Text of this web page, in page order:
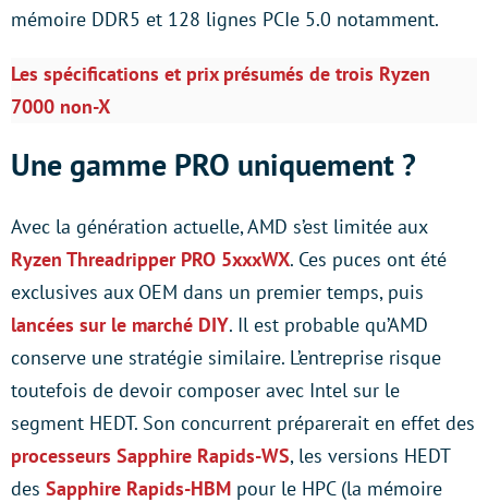
mémoire DDR5 et 128 lignes PCIe 5.0 notamment.
Les spécifications et prix présumés de trois Ryzen
7000 non-X
Une gamme PRO uniquement ?
Avec la génération actuelle, AMD s’est limitée aux
Ryzen Threadripper PRO 5xxxWX. Ces puces ont été
exclusives aux OEM dans un premier temps, puis
lancées sur le marché DIY. Il est probable qu’AMD
conserve une stratégie similaire. L’entreprise risque
toutefois de devoir composer avec Intel sur le
segment HEDT. Son concurrent préparerait en effet des
processeurs Sapphire Rapids-WS, les versions HEDT
des Sapphire Rapids-HBM pour le HPC (la mémoire